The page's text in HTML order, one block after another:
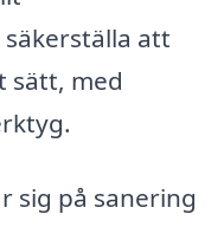
att
sätt, med
sig på sanering